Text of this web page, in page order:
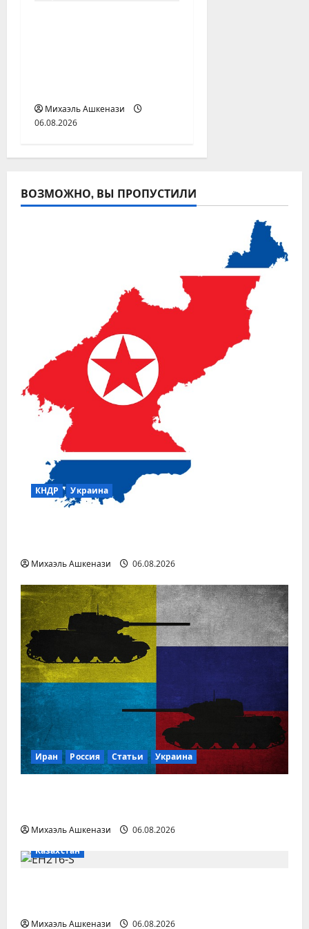
Михаэль Ашкенази
06.08.2026
ВОЗМОЖНО, ВЫ ПРОПУСТИЛИ
КНДР Украина
Михаэль Ашкенази 06.08.2026
Иран Россия Статьи Украина
Михаэль Ашкенази
06.08.2026
Казахстан
Михаэль Ашкенази 06.08.2026